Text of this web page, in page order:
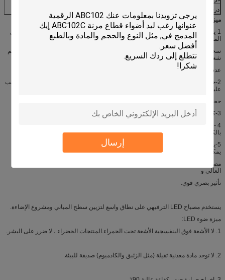
إرسال
درجة حرارة التخزين
ميزة،
1-يشير Pixel LED بشكل أساسي إلى صانعي الألعاب الذين يطلبون حلولًا كاملة تبدأ من
المشورة المهنية
سحب ، تشغيل ، تحكم ، لذلك قمنا بتصميم لمبة LED بنمط كابوشون والتي لها تأثير نجم
شعاعي
عدسة مضيئة مركزية يمكنها توسيع الإضاءة
2-حجم الغطاء الأمامي 60 مم تقريبًا ، قطر القاعدة هو نفسه بكسل 45 مم ، 19 مم ، يجب
عليك ثقب
حجم الفتحة 19.1 - 35 ملم
3-كل لمبة تحتوي على برغي بلاستيكي للتركيب
بالكامل IP67 مقاوم للماء
يمكن أن تبرمج كما تريد باستخدام
العالي و
تأثير بصري قوي.
يستخدم مصباح LED الترفيهي على نطاق واسع لتزيين سطح المباني ومشروع الإضاءة.
ميزة ضوء LED:
1. لا الأشعة فوق البنفسجية الأشعة تحت الحمراء.المنتجات الخضراء ، لا ضرر على البشر.
2. لا توجد مادة معدنية ثقيلة (مثل الزئبق والكادميوم) صديقة للبيئة.